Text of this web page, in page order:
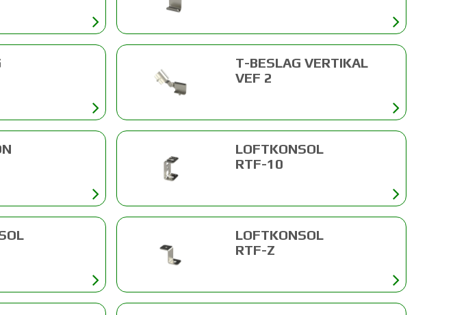
T-BESLAG VERTIKAL
VEF 2
LOFTKONSOL
RTF-10
LOFTKONSOL
RTF-Z